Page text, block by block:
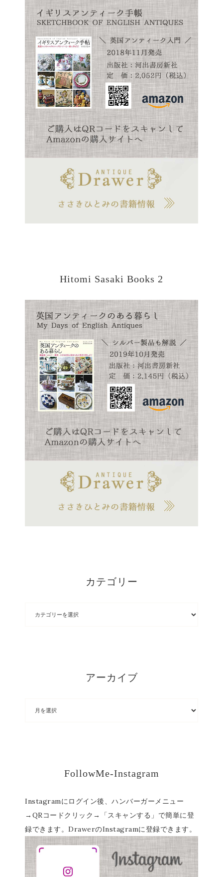
Hitomi Sasaki Books 2
カテゴリー
アーカイブ
FollowMe-Instagram
Instagramにログイン後、ハンバーガーメニュー
→QRコードクリック→「スキャンする」で簡単に登
録できます。DrawerのInstagramに登録できます。